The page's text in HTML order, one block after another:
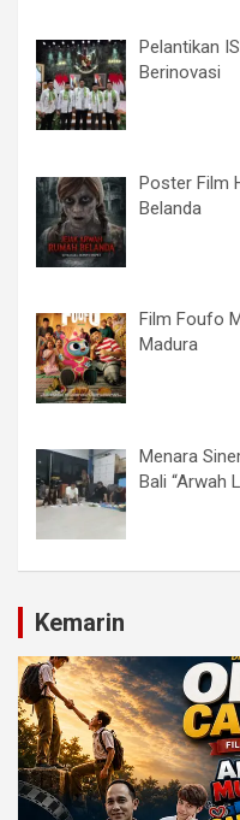
Pelantikan
Berinovasi
Poster Film
Belanda
Film Foufo
Madura
Menara
Bali “Arwah
Kemarin